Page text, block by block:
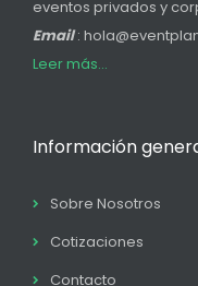
eventos privados y
Email:
Leer más...
Información
Sobre Nosotros
Cotizaciones
Contacto